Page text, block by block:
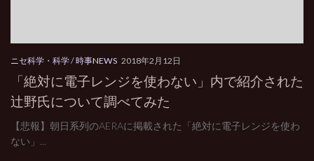
ニセ科学・科学/時事NEWS 2018年2月12日
「絶対に電子レンジを使わない」内で紹介された
辻野氏について調べてみた
【悲報】朝日系列のAERAに掲載された「絶対に電子レンジを使わ
ない」...